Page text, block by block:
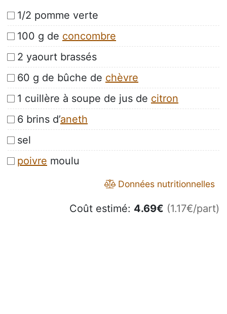
1/2 pomme verte
100 g de concombre
2 yaourt brassés
60 g de bûche de chèvre
1 cuillère à soupe de jus de citron
6 brins d’aneth
sel
poivre moulu
Données nutritionnelles
Coût estimé: 4.69€ (1.17€/part)